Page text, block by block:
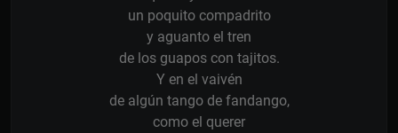
un poquito compadrito
y aguanto el tren
de los guapos con tajitos.
Y en el vaivén
de algún tango de fandango,
como el querer